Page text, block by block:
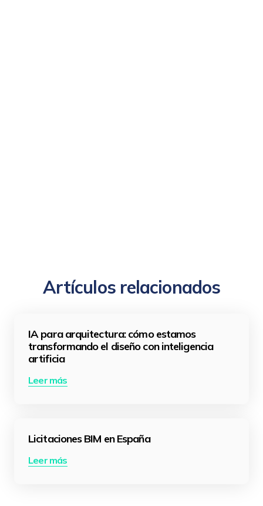
Artículos relacionados
IA para arquitectura: cómo estamos
transformando el diseño con inteligencia
artificia
Leer más
Licitaciones BIM en España
Leer más